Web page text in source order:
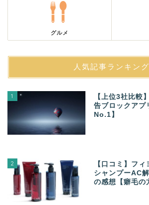
グルメ
人気記事ランキング
1
【上位3社比較
告ブロックアプ
No.1】
2
【口コミ】フ
シャンプーAC
の感想【癖毛の